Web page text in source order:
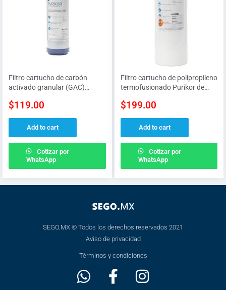
Filtro cartucho de carbón
activado granular (GAC)
$119.00
Add to cart
Cotizar por
WhatsApp
Filtro cartucho de polipropileno
termofusionado Purikor de
$199.00
Add to cart
Cotizar por
WhatsApp
SEGO.MX © Todos los derechos reservados 2021
Aviso de privacidad
Términos y condiciones